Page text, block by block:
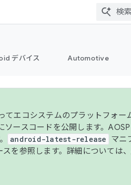
デバイス Automotive
てエコシステムのプラットフォー
ースコードを公開します。
android-latest-release
マニ
を参照します。詳細については、